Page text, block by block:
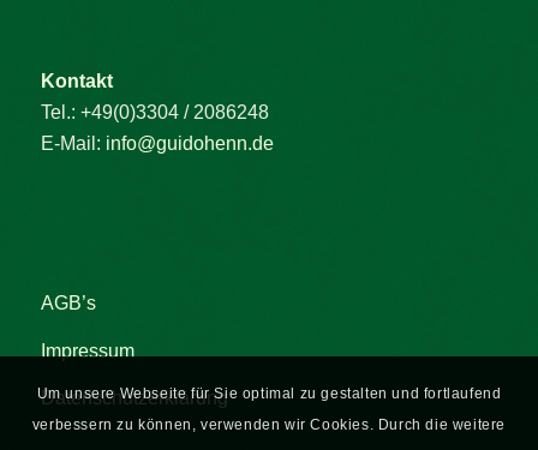
Kontakt
Tel.: +49(0)3304 / 2086248
E-Mail: info@guidohenn.de
AGB’s
Impressum
Datenschutzerklärung
Um unsere Webseite für Sie optimal zu gestalten und fortlaufend
verbessern zu können, verwenden wir Cookies. Durch die weitere